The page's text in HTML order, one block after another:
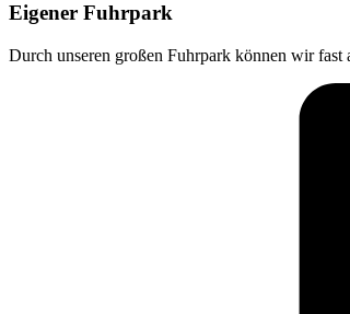
Eigener Fuhrpark
Durch unseren großen Fuhrpark können wir fast